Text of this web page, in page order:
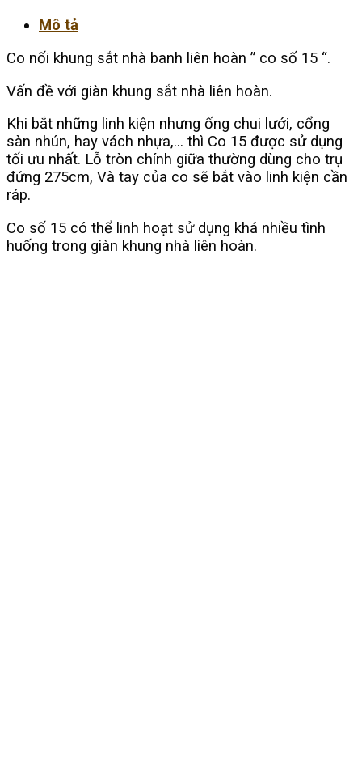
Mô tả
Co nối khung sắt nhà banh liên hoàn ” co số 15 “.
Vấn đề với giàn khung sắt nhà liên hoàn.
Khi bắt những linh kiện nhưng ống chui lưới, cổng
sàn nhún, hay vách nhựa,… thì Co 15 được sử dụng
tối ưu nhất. Lỗ tròn chính giữa thường dùng cho trụ
đứng 275cm, Và tay của co sẽ bắt vào linh kiện cần
ráp.
Co số 15 có thể linh hoạt sử dụng khá nhiều tình
huống trong giàn khung nhà liên hoàn.